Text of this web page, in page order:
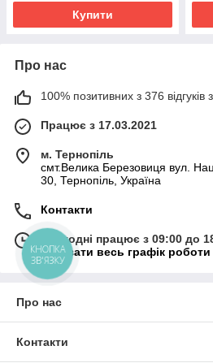
Купити
Про нас
100% позитивних з 376 відгуків
Працює з 17.03.2021
м. Тернопіль
смт.Велика Березовиця вул.
30, Тернопіль, Україна
Контакти
Сьогодні працює з 09:00 до
Показати весь графік роботи
Про нас
Контакти
КНОПКА
ЗВ'ЯЗКУ